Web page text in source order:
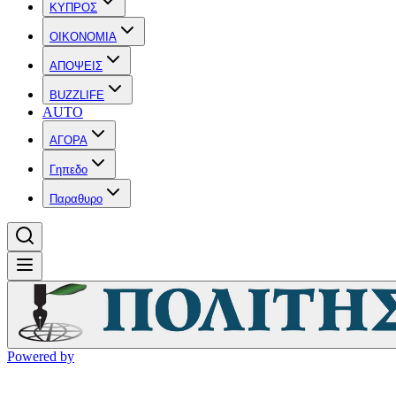
ΚΥΠΡΟΣ
OIKONOMIA
ΑΠΟΨΕΙΣ
BUZZLIFE
AUTO
ΑΓΟΡΑ
Γηπεδο
Παραθυρο
Powered by